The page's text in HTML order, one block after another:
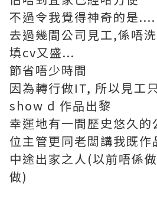
不過令我覺得神奇的是....
去過幾間公司見工,係唔
填cv又盛...
節省唔少時間
因為轉行做IT, 所以見工
show d 作品出黎
幸運地有一間歷史悠久的
位主管更同老闆講我既作
中途出家之人(以前唔係
做)